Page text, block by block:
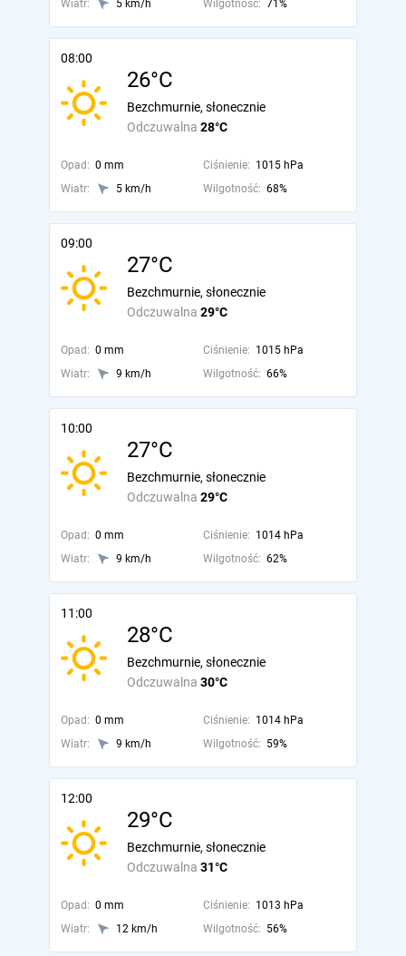
Wiatr: 5 km/h Wilgotność: 71%
08:00
26°C
Odczuwalna 28°C
Bezchmurnie, słonecznie
Opad: 0 mm Ciśnienie: 1015 hPa
Wiatr:
5 km/h Wilgotność: 68%
09:00
27°C
Odczuwalna 29°C
Bezchmurnie, słonecznie
Opad: 0 mm Ciśnienie: 1015 hPa
Wiatr:
9 km/h Wilgotność: 66%
10:00
27°C
Odczuwalna 29°C
Bezchmurnie, słonecznie
Opad: 0 mm Ciśnienie: 1014 hPa
Wiatr:
9 km/h Wilgotność: 62%
11:00
28°C
Odczuwalna 30°C
Bezchmurnie, słonecznie
Opad: 0 mm Ciśnienie: 1014 hPa
Wiatr:
9 km/h Wilgotność: 59%
12:00
29°C
Odczuwalna 31°C
Bezchmurnie, słonecznie
Opad: 0 mm Ciśnienie: 1013 hPa
Wiatr:
12 km/h Wilgotność: 56%